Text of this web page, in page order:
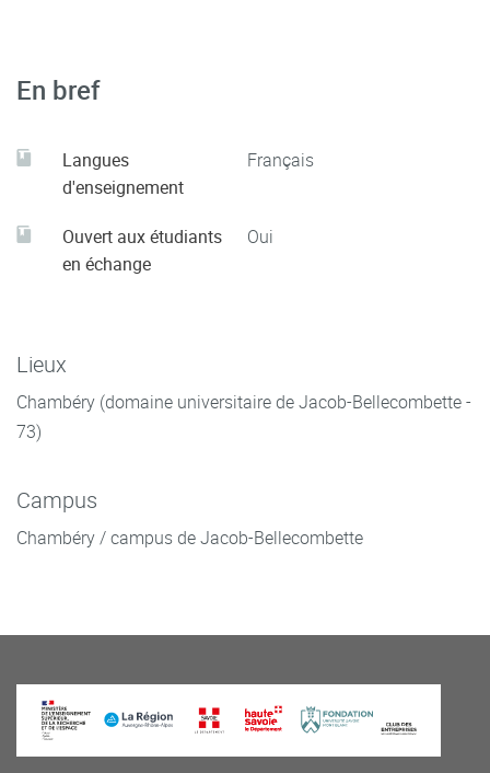
En bref
Langues
d'enseignement
Français
Ouvert aux étudiants
en échange
Oui
Lieux
Chambéry (domaine universitaire de Jacob-Bellecombette -
73)
Campus
Chambéry / campus de Jacob-Bellecombette